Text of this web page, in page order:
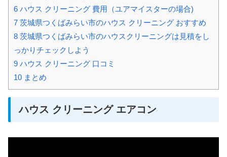
6 ハウス クリーニング 費用（ユアマイスターの場合)
7 茨城県つくばみらい市のハウス クリーニング おすすめ
8 茨城県つくばみらい市のハウスクリーニングは見積をし
っかりチェックしよう
9 ハウス クリーニング 口コミ
10 まとめ
ハウス クリーニング エアコン